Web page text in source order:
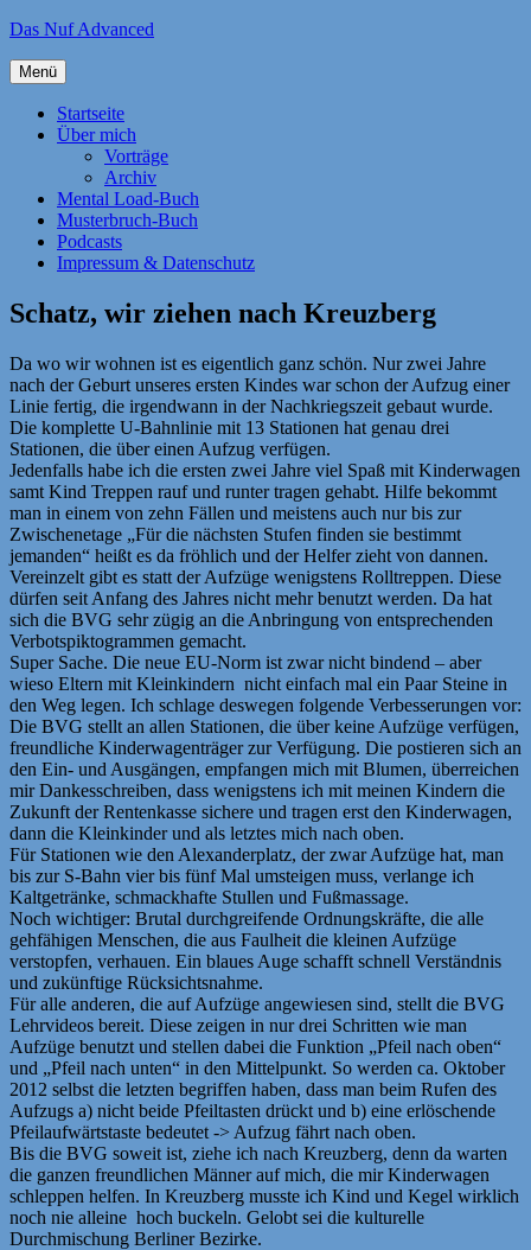
Zum
springen
Das Nuf Advanced
Menü
Startseite
Über mich
Vorträge
Archiv
Mental Load-Buch
Musterbruch-Buch
Podcasts
Impressum & Datenschutz
Schatz, wir ziehen nach Kreuzberg
Da wo wir wohnen ist es eigentlich ganz schön. Nur zwei Jahre
nach der Geburt unseres ersten Kindes war schon der Aufzug einer
Linie fertig, die irgendwann in der Nachkriegszeit gebaut wurde.
Die komplette U-Bahnlinie mit 13 Stationen hat genau drei
Stationen, die über einen Aufzug verfügen.
Jedenfalls habe ich die ersten zwei Jahre viel Spaß mit Kinderwagen
samt Kind Treppen rauf und runter tragen gehabt. Hilfe bekommt
man in einem von zehn Fällen und meistens auch nur bis zur
Zwischenetage „Für die nächsten Stufen finden sie bestimmt
jemanden“ heißt es da fröhlich und der Helfer zieht von dannen.
Vereinzelt gibt es statt der Aufzüge wenigstens Rolltreppen. Diese
dürfen seit Anfang des Jahres nicht mehr benutzt werden. Da hat
sich die BVG sehr zügig an die Anbringung von entsprechenden
Verbotspiktogrammen gemacht.
Super Sache. Die neue EU-Norm ist zwar nicht bindend – aber
wieso Eltern mit Kleinkindern nicht einfach mal ein Paar Steine in
den Weg legen. Ich schlage deswegen folgende Verbesserungen vor:
Die BVG stellt an allen Stationen, die über keine Aufzüge verfügen,
freundliche Kinderwagenträger zur Verfügung. Die postieren sich an
den Ein- und Ausgängen, empfangen mich mit Blumen, überreichen
mir Dankesschreiben, dass wenigstens ich mit meinen Kindern die
Zukunft der Rentenkasse sichere und tragen erst den Kinderwagen,
dann die Kleinkinder und als letztes mich nach oben.
Für Stationen wie den Alexanderplatz, der zwar Aufzüge hat, man
bis zur S-Bahn vier bis fünf Mal umsteigen muss, verlange ich
Kaltgetränke, schmackhafte Stullen und Fußmassage.
Noch wichtiger: Brutal durchgreifende Ordnungskräfte, die alle
gehfähigen Menschen, die aus Faulheit die kleinen Aufzüge
verstopfen, verhauen. Ein blaues Auge schafft schnell Verständnis
und zukünftige Rücksichtsnahme.
Für alle anderen, die auf Aufzüge angewiesen sind, stellt die BVG
Lehrvideos bereit. Diese zeigen in nur drei Schritten wie man
Aufzüge benutzt und stellen dabei die Funktion „Pfeil nach oben“
und „Pfeil nach unten“ in den Mittelpunkt. So werden ca. Oktober
2012 selbst die letzten begriffen haben, dass man beim Rufen des
Aufzugs a) nicht beide Pfeiltasten drückt und b) eine erlöschende
Pfeilaufwärtstaste bedeutet -> Aufzug fährt nach oben.
Bis die BVG soweit ist, ziehe ich nach Kreuzberg, denn da warten
die ganzen freundlichen Männer auf mich, die mir Kinderwagen
schleppen helfen. In Kreuzberg musste ich Kind und Kegel wirklich
noch nie alleine hoch buckeln. Gelobt sei die kulturelle
Durchmischung Berliner Bezirke.